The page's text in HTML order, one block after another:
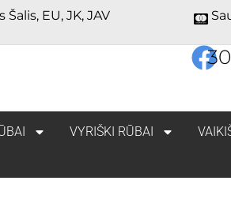
EU, JK, JAV
VYRIŠKI RŪBAI